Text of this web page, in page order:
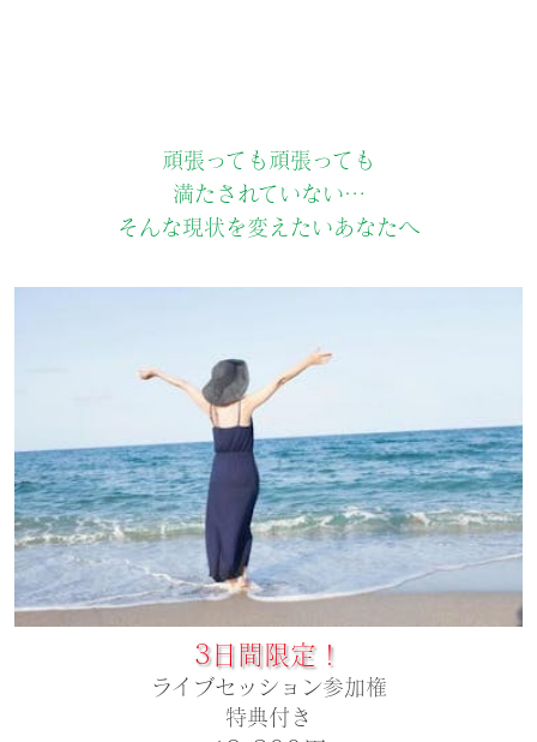
頑張っても頑張っても
満たされていない…
そんな現状を変えたいあなたへ
3日間限定！
ライブセッション参加権
特典付き